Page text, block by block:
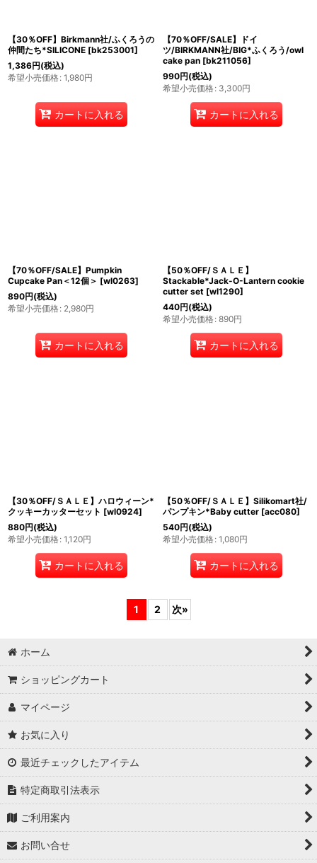
【30％OFF】Birkmann社/ふくろうの
仲間たち*SILICONE [bk253001]
1,386円(税込)
希望小売価格: 1,980円
カートに入れる
【70％OFF/SALE】ドイ
ツ/BIRKMANN社/BIG*ふくろう/owl
cake pan [bk211056]
990円(税込)
希望小売価格: 3,300円
カートに入れる
【70％OFF/SALE】Pumpkin
Cupcake Pan＜12個＞ [wl0263]
890円(税込)
希望小売価格: 2,980円
カートに入れる
【50％OFF/ＳＡＬＥ】
Stackable*Jack-O-Lantern cookie
cutter set [wl1290]
440円(税込)
希望小売価格: 890円
カートに入れる
【30％OFF/ＳＡＬＥ】ハロウィーン*
クッキーカッターセット [wl0924]
880円(税込)
希望小売価格: 1,120円
カートに入れる
【50％OFF/ＳＡＬＥ】Silikomart社/
パンプキン*Baby cutter [acc080]
540円(税込)
希望小売価格: 1,080円
カートに入れる
1 2 次»
ホーム
ショッピングカート
マイページ
お気に入り
最近チェックしたアイテム
特定商取引法表示
ご利用案内
お問い合せ